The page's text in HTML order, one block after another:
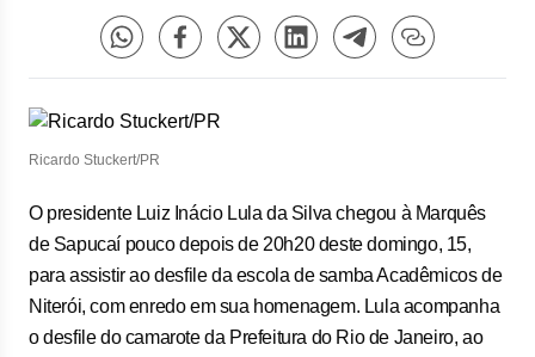
Ricardo Stuckert/PR
O presidente Luiz Inácio Lula da Silva chegou à Marquês
de Sapucaí pouco depois de 20h20 deste domingo, 15,
para assistir ao desfile da escola de samba Acadêmicos de
Niterói, com enredo em sua homenagem. Lula acompanha
o desfile do camarote da Prefeitura do Rio de Janeiro, ao